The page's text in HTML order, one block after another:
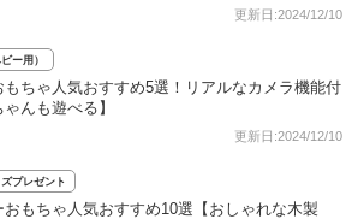
更新日:2024/12/10
ー用）
もちゃ人気おすすめ5選！リアルなカメラ機能付
んも遊べる】
更新日:2024/12/10
プレゼント
おもちゃ人気おすすめ10選【おしゃれな木製